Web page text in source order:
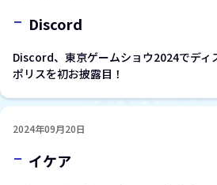
Discord
Discord、東京ゲームショウ2024でディ
ポリスを初お披露目！
2024年09月20日
イケア